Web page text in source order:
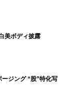
美ボディ披露
ジング “股”特化写